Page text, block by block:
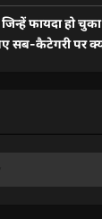
फायदा हो
सब-कैटेगरी पर